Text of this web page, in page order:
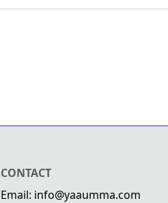
CONTACT
Email: info@yaaumma.com